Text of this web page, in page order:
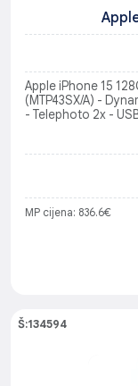
Apple iPhone 15
(MTP43SX/A) -
- Telephoto 2x -
MP cijena: 836.6€
Š:134594